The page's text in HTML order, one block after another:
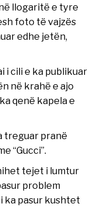
llogaritë e tyre
foto të vajzës
edhe jetën,
i cili e ka publikuar
në krahë e ajo
qenë kapela e
treguar pranë
“Gucci”.
tejet i lumtur
problem
ka pasur kushtet